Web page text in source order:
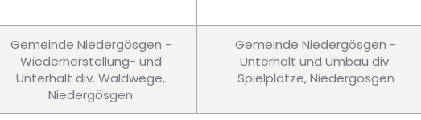
Gemeinde Niedergösgen -
Wiederherstellung- und
Unterhalt div. Waldwege,
Niedergösgen
Gemeinde Niedergösgen -
Unterhalt und Umbau div.
Spielplätze, Niedergösgen